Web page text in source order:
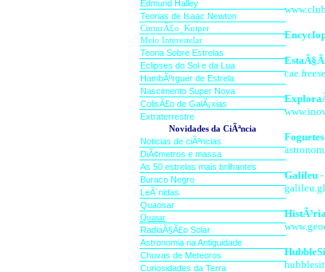
Edmund Halley
Teorias de Isaac Newton
CinturÃ£o_Kuiper
Meio Interestelar
Teoria Sobre Estrelas
Eclipses do Sol e da Lua
HambÃºrguer de Estrela
Nascimento Super Nova
ColisÃ£o de GalÃ¡xias
Extraterrestre
Novidades da CiÃªncia
Noticias de ciÃªncias
DiÃ¢metros e massa
As 50 estrelas mais brilhantes
Buraco Negro
LeÃ´nidas
Quaosar
Quasar
RadiaÃ§Ã£o Solar
Astronomia na Antiguidade
Chuvas de Meteoros
Curiosidades da Terra
Galileu